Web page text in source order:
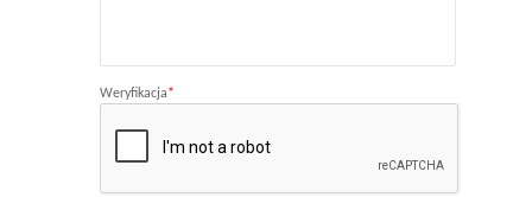
Weryfikacja*